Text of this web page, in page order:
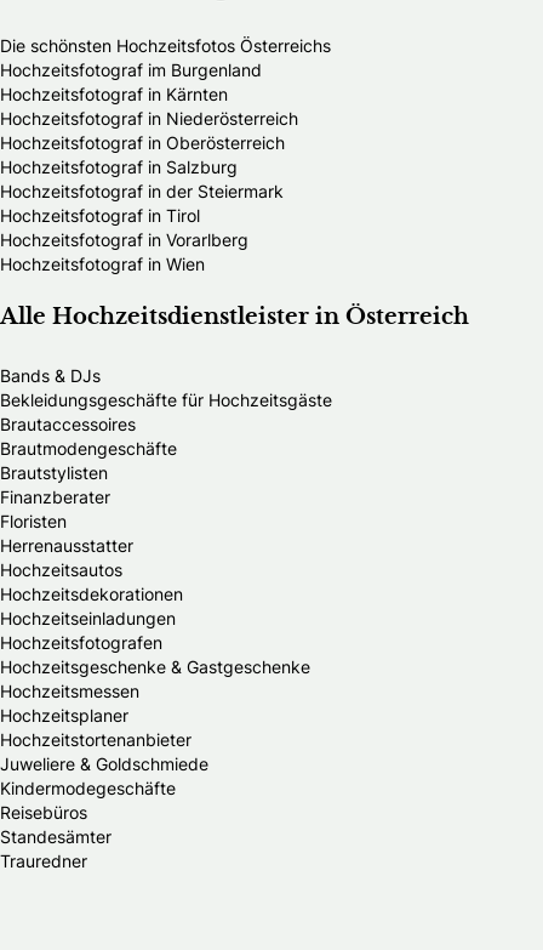
Die schönsten Hochzeitsfotos Österreichs
Hochzeitsfotograf im Burgenland
Hochzeitsfotograf in Kärnten
Hochzeitsfotograf in Niederösterreich
Hochzeitsfotograf in Oberösterreich
Hochzeitsfotograf in Salzburg
Hochzeitsfotograf in der Steiermark
Hochzeitsfotograf in Tirol
Hochzeitsfotograf in Vorarlberg
Hochzeitsfotograf in Wien
Alle Hochzeitsdienstleister in Österreich
Bands & DJs
Bekleidungsgeschäfte für Hochzeitsgäste
Brautaccessoires
Brautmodengeschäfte
Brautstylisten
Finanzberater
Floristen
Herrenausstatter
Hochzeitsautos
Hochzeitsdekorationen
Hochzeitseinladungen
Hochzeitsfotografen
Hochzeitsgeschenke & Gastgeschenke
Hochzeitsmessen
Hochzeitsplaner
Hochzeitstortenanbieter
Juweliere & Goldschmiede
Kindermodegeschäfte
Reisebüros
Standesämter
Trauredner